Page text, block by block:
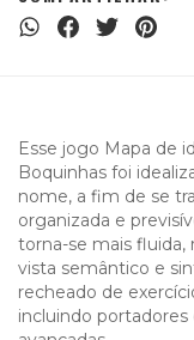
Esse jogo Mapa de
Boquinhas foi
nome, a fim de se
organizada e
torna-se mais fluida,
vista semântico e
recheado de
incluindo